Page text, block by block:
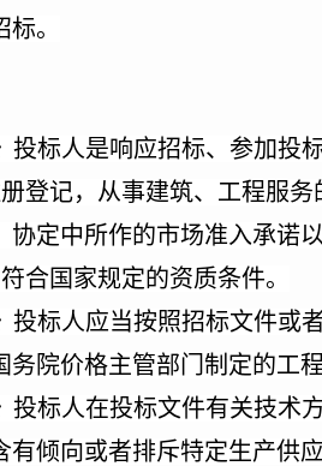
。
投标人是响应招标、参加投
登记，从事建筑、工程服
协定中所作的市场准入承诺
合国家规定的资质条件。
投标人应当按照招标文件或
务院价格主管部门制定的工
投标人在投标文件有关技术
有倾向或者排斥特定生产供